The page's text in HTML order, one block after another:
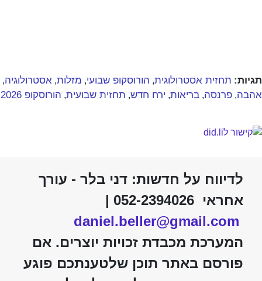
תגיות: תחזית אסטרולוגית, הורוסקופ שבועי, מזלות, אסטרולוגיה,
אהבה, פרנסה, בריאות, ירח חדש, תחזית שבועית, הורוסקופ 2026
לדיווח על חדשות: דני בלר - עורך
אחראי 052-2394026 |
daniel.beller@gmail.com
המערכת מכבדת זכויות יוצרים. אם
פורסם באתר תוכן שלטענתכם פוגע